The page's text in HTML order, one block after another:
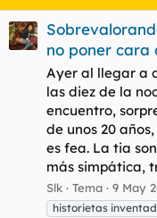
no poner cara
Ayer al llegar a
las diez de la
encuentro,
de unos 20
es fea. La tia
más simpática,
Slk Tema 9 May
historietas